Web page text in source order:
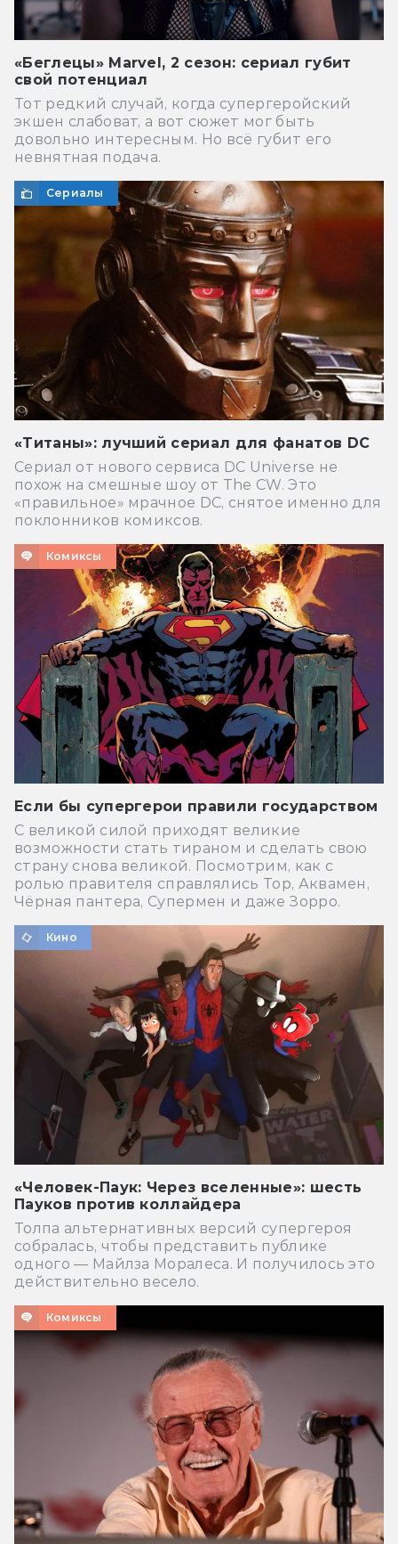
«Беглецы» Marvel, 2 сезон: сериал губит
свой потенциал
Тот редкий случай, когда супергеройский
экшен слабоват, а вот сюжет мог быть
довольно интересным. Но всё губит его
невнятная подача.
Сериалы
«Титаны»: лучший сериал для фанатов DC
Сериал от нового сервиса DC Universe не
похож на смешные шоу от The CW. Это
«правильное» мрачное DC, снятое именно для
поклонников комиксов.
Комиксы
Если бы супергерои правили государством
С великой силой приходят великие
возможности стать тираном и сделать свою
страну снова великой. Посмотрим, как с
ролью правителя справлялись Тор, Аквамен,
Чёрная пантера, Супермен и даже Зорро.
Кино
«Человек-Паук: Через вселенные»: шесть
Пауков против коллайдера
Толпа альтернативных версий супергероя
собралась, чтобы представить публике
одного — Майлза Моралеса. И получилось это
действительно весело.
Комиксы